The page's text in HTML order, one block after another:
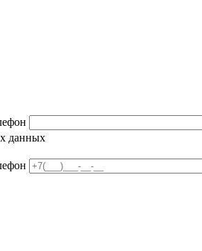
данных